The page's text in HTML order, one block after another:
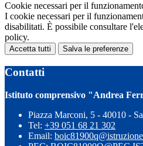
Cookie necessari per il
I cookie necessari per il
disabilitati. È possibile consultare
policy.
Accetta tutti Salva le preferenze
Contatti
Istituto comprensivo "Andrea
Piazza Marconi, 5 - 40010 -
Tel: +39 051 68 21 302
Email: